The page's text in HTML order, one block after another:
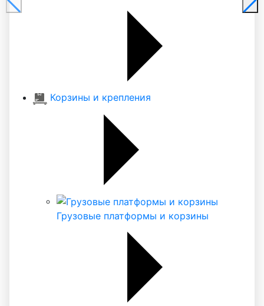
Корзины и крепления
Грузовые платформы и корзины